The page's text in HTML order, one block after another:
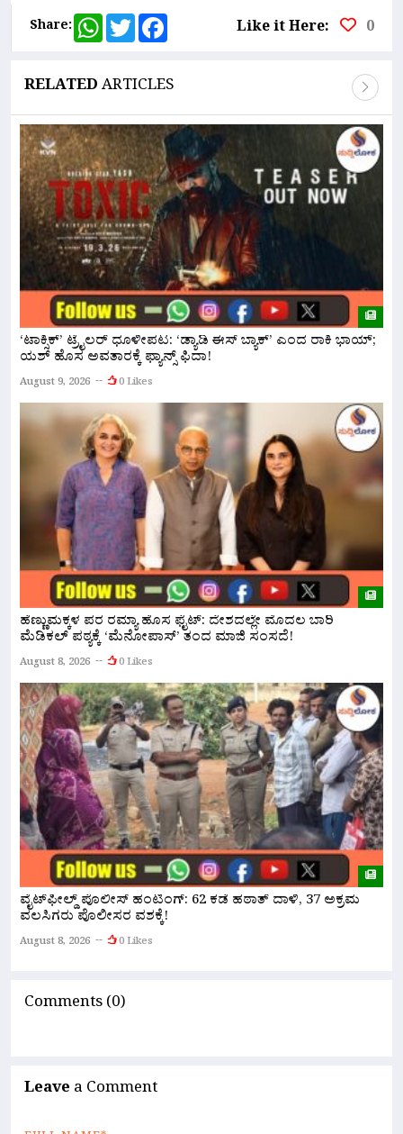
Share:
WhatsApp
Twitter Like it Here: 0
RELATEDARTICLES
‘ಟಾಕ್ಸಿಕ್’ ಟ್ರೈಲರ್ ಧೂಳೀಪಟ: ‘ಡ್ಯಾಡಿ ಈಸ್ ಬ್ಯಾಕ್’ ಎಂದ ರಾಕಿ ಭಾಯ್;
ಯಶ್ ಹೊಸ ಅವತಾರಕ್ಕೆ ಫ್ಯಾನ್ಸ್ ಫಿದಾ!
August 9, 2026 0 Likes
ಹೆಣ್ಣುಮಕ್ಕಳ ಪರ ರಮ್ಯಾ ಹೊಸ ಫೈಟ್: ದೇಶದಲ್ಲೇ ಮೊದಲ ಬಾರಿ
ಮೆಡಿಕಲ್ ಪಠ್ಯಕ್ಕೆ ‘ಮೆನೋಪಾಸ್’ ತಂದ ಮಾಜಿ ಸಂಸದೆ!
August 8, 2026 0 Likes
ವೈಟ್‌ಫೀಲ್ಡ್ ಪೊಲೀಸ್ ಹಂಟಿಂಗ್: 62 ಕಡೆ ಹಠಾತ್ ದಾಳಿ, 37 ಅಕ್ರಮ
ವಲಸಿಗರು ಪೊಲೀಸರ ವಶಕ್ಕೆ!
August 8, 2026 0 Likes
Comments (0)
Leave a Comment